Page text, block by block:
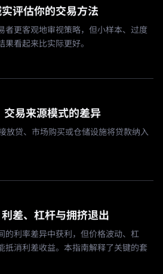
评估你的交易方法
者更客观地审视策略，但小样本、过度
看起来比实际更好。
交易来源模式的差异
放贷、市场购买或仓储设施将贷款纳入
差、杠杆与拥挤退出
的利率差异中获利，但价格波动、杠
抵消利差收益。本指南解释了关键的套